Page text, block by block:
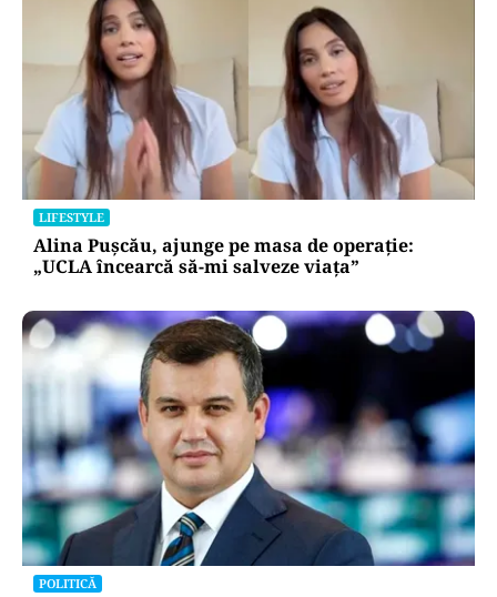
LIFESTYLE
Alina Pușcău, ajunge pe masa de operație:
„UCLA încearcă să-mi salveze viața”
POLITICĂ